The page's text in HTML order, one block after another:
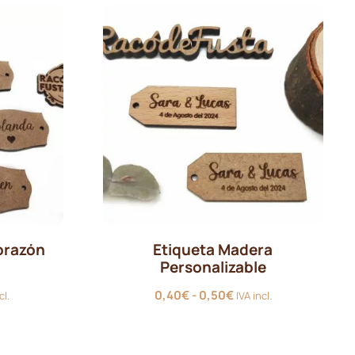
Etiqueta Madera
Personalizable
0,40€ - 0,50€Rango
IVA incl.